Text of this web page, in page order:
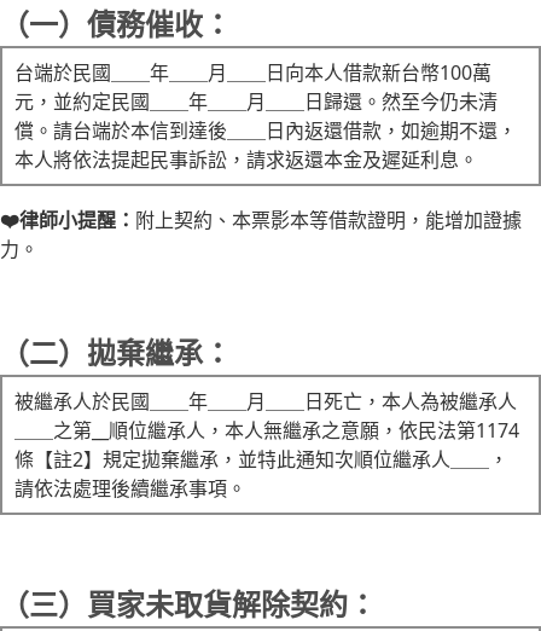
（一）債務催收：
台端於民國＿＿年＿＿月＿＿日向本人借款新台幣100萬
元，並約定民國＿＿年＿＿月＿＿日歸還。然至今仍未清
償。請台端於本信到達後＿＿日內返還借款，如逾期不還，
本人將依法提起民事訴訟，請求返還本金及遲延利息。
❤️律師小提醒： 附上契約、本票影本等借款證明，能增加證據
力。
（二）拋棄繼承：
被繼承人於民國＿＿年＿＿月＿＿日死亡，本人為被繼承人
＿＿之第__順位繼承人，本人無繼承之意願，依民法第1174
條【註2】規定拋棄繼承，並特此通知次順位繼承人＿＿，
請依法處理後續繼承事項。
（三）買家未取貨解除契約：